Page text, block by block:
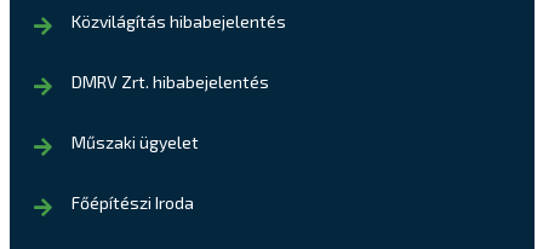
Közvilágítás hibabejelentés
DMRV Zrt. hibabejelentés
Műszaki ügyelet
Főépítészi Iroda